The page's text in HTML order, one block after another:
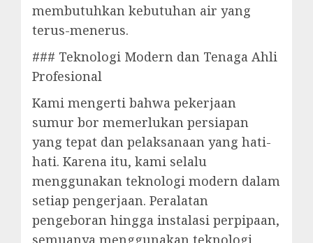
membutuhkan kebutuhan air yang
terus-menerus.
### Teknologi Modern dan Tenaga Ahli
Profesional
Kami mengerti bahwa pekerjaan
sumur bor memerlukan persiapan
yang tepat dan pelaksanaan yang hati-
hati. Karena itu, kami selalu
menggunakan teknologi modern dalam
setiap pengerjaan. Peralatan
pengeboran hingga instalasi perpipaan,
semuanya menggunakan teknologi